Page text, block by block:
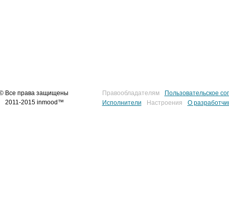
Все права защищены
2011-2015 inmood™
Правообладателям
Пользовательское
Исполнители
Настроения О